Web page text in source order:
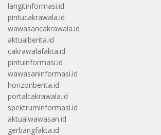
langitinformasi.id
pintucakrawala.id
wawasancakrawala.id
aktualberita.id
cakrawalafakta.id
pintuinformasi.id
wawasaninformasi.id
horizonberita.id
portalcakrawala.id
spektruminformasi.id
aktualwawasan.id
gerbangfakta.id